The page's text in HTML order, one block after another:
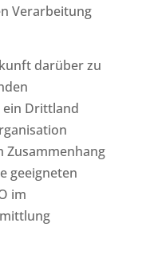
Verarbeitung
darüber zu
ein Drittland
Zusammenhang
geeigneten
im